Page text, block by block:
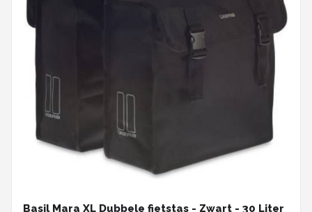
Basil Mara XL Dubbele fietstas - Zwart - 30 Liter